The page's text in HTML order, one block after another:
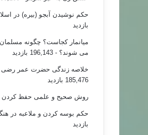
حکم نوشیدن آبجو (بیره) در
بازدید
میانمار کجاست؟ چگونه
می شوند؟ - 196,143 بازدید
خلاصه زندگی حضرت عمر رضی
185,476 بازدید
روش صحیح و علمی حفظ کردن
حکم بوسه کردن و ملاعبه در
بازدید